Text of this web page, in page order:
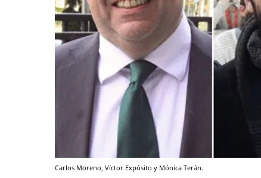
Carlos Moreno, Víctor Expósito y Mónica Terán.